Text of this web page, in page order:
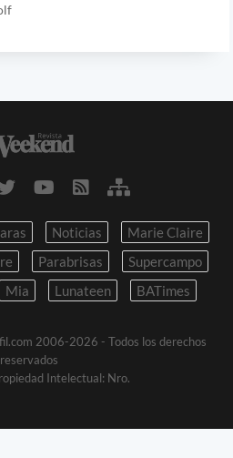
Noticias
Marie Claire
Parabrisas
Supercampo
Mia Lunateen BATimes
2006-2026 - Todos los derechos
reservados
Intelectual: Nro.